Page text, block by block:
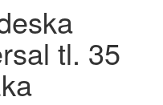
tl. 35